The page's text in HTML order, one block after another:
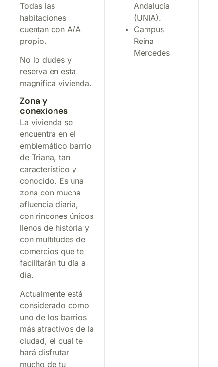
Todas las
habitaciones
cuentan con A/A
propio.
No lo dudes y
reserva en esta
magnífica vivienda.
Zona y
conexiones
La vivienda se
encuentra en el
emblemático barrio
de Triana, tan
característico y
conocido. Es una
zona con mucha
afluencia diaria,
con rincones únicos
llenos de historia y
con multitudes de
comercios que te
facilitarán tu día a
día.
Actualmente está
considerado como
uno de los barrios
más atractivos de la
ciudad, el cual te
hará disfrutar
mucho de tu
Andalucía
(UNIA).
Campus
Reina
Mercedes